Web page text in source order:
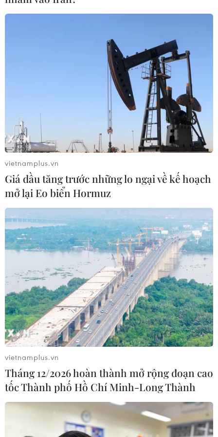
Từ 13-14/6, Bắc Bộ và Trung Bộ khả năng
Từ ngày 13-14/6, khu vực Bắc Bộ và Trung Bộ có khả
năng xảy ra đợt nắng nóng diện rộng với nhiệt độ phổ
biến 35-37 độ C, có nơi trên 37 độ C, ảnh hưởng sức
khỏe người dân và tiềm ẩn nguy cơ cháy nổ.
vietnamplus.vn
Giá dầu tăng trước những lo ngại về kế hoạch
mở lại Eo biển Hormuz
vietnamplus.vn
Tháng 12/2026 hoàn thành mở rộng đoạn cao
tốc Thành phố Hồ Chí Minh-Long Thành